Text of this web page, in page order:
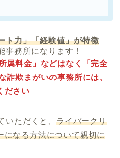
ト力」「経験値」が特徴
事務所になります！
属料金」などはなく「完全
詐欺まがいの事務所には、
ださい
いただくと、ライバークリ
になる方法について親切に